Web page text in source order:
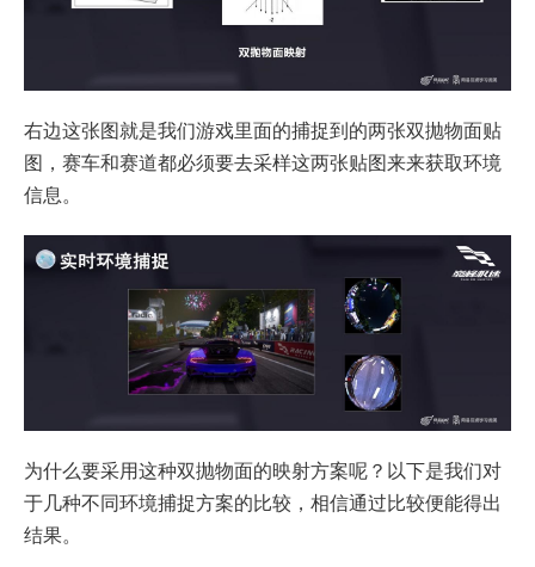
右边这张图就是我们游戏里面的捕捉到的两张双抛物面贴
图，赛车和赛道都必须要去采样这两张贴图来来获取环境
信息。
为什么要采用这种双抛物面的映射方案呢？以下是我们对
于几种不同环境捕捉方案的比较，相信通过比较便能得出
结果。